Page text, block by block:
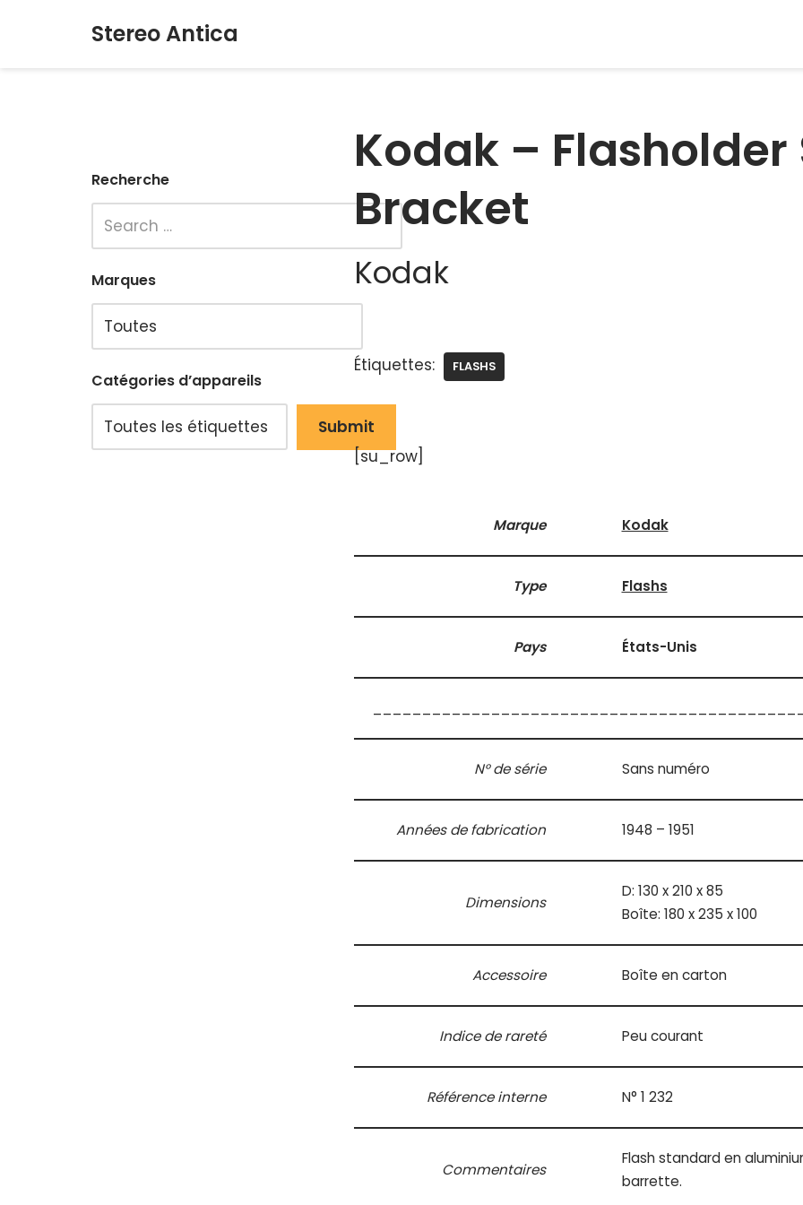
Stereo Antica
Recherche
Marques
Catégories d’appareils
Kodak –
Bracket
Kodak
Étiquettes: FLASHS
[su_row]
Marque Kodak
Type Flashs
Pays États-Unis
N° de série Sans numéro
Années de fabrication 1948 – 1951
Dimensions
D: 130 x 210 x 85
Boîte: 180 x 235 x 100
Accessoire Boîte en carton
Indice de rareté Peu courant
Référence interne N° 1 232
Commentaires
Flash standard en
barrette.